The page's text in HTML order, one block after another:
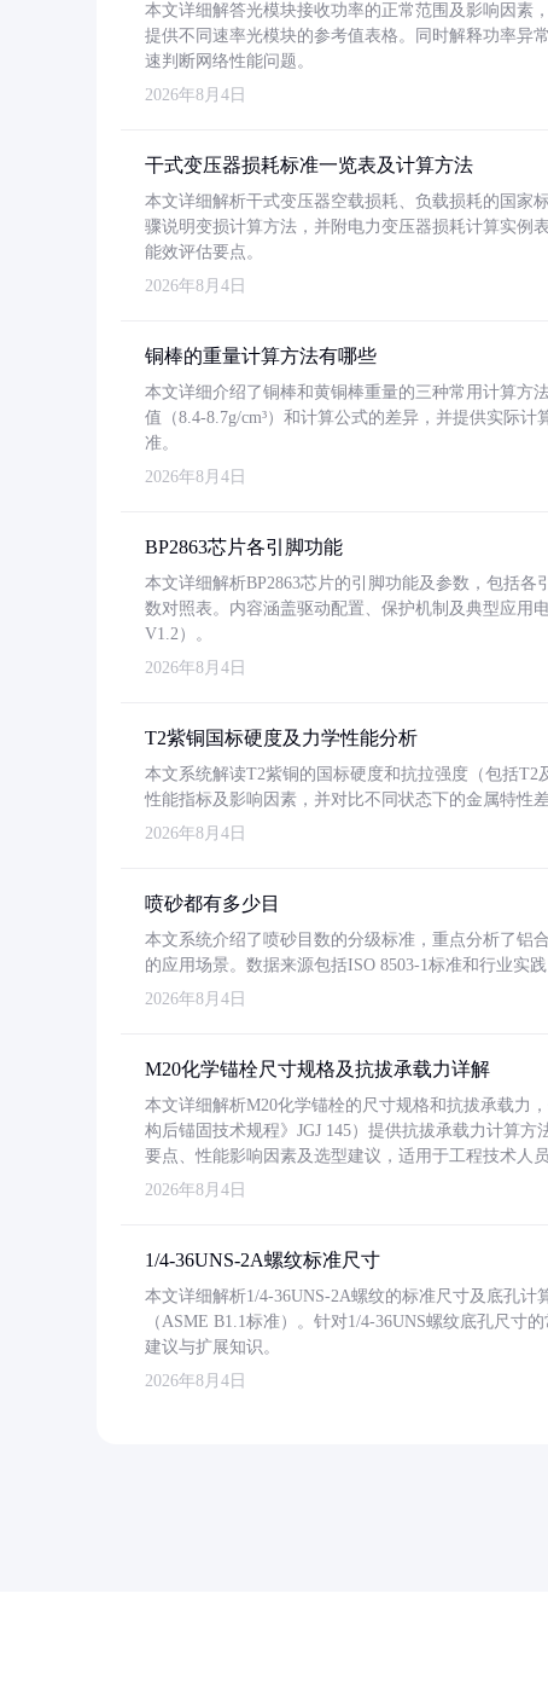
本文详细解答光模块接收功率的正常范围及影响因素
提供不同速率光模块的参考值表格。同时解释功率异
速判断网络性能问题。
2026年8月4日
干式变压器损耗标准一览表及计算方法
本文详细解析干式变压器空载损耗、负载损耗的国家
骤说明变损计算方法，并附电力变压器损耗计算实例
能效评估要点。
2026年8月4日
铜棒的重量计算方法有哪些
本文详细介绍了铜棒和黄铜棒重量的三种常用计算方
值（8.4-8.7g/cm³）和计算公式的差异，并提供实际
准。
2026年8月4日
BP2863芯片各引脚功能
本文详细解析BP2863芯片的引脚功能及参数，包括
数对照表。内容涵盖驱动配置、保护机制及典型应用
V1.2）。
2026年8月4日
T2紫铜国标硬度及力学性能分析
本文系统解读T2紫铜的国标硬度和抗拉强度（包括T2
性能指标及影响因素，并对比不同状态下的金属特性
2026年8月4日
喷砂都有多少目
本文系统介绍了喷砂目数的分级标准，重点分析了铝
的应用场景。数据来源包括ISO 8503-1标准和行业实
2026年8月4日
M20化学锚栓尺寸规格及抗拔承载力详解
本文详细解析M20化学锚栓的尺寸规格和抗拔承载力
构后锚固技术规程》JGJ 145）提供抗拔承载力计算
要点、性能影响因素及选型建议，适用于工程技术人员
2026年8月4日
1/4-36UNS-2A螺纹标准尺寸
本文详细解析1/4-36UNS-2A螺纹的标准尺寸及底孔
（ASME B1.1标准）。针对1/4-36UNS螺纹底孔尺
建议与扩展知识。
2026年8月4日